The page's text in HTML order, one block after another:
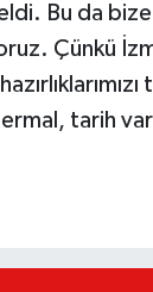
Bu da
Çünkü
tarih